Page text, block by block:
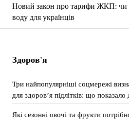
Новий закон про тарифи ЖКП: чи
воду для українців
Здоров'я
Три найпопулярніші соцмережі
для здоров’я підлітків: що
Які сезонні овочі та фрукти